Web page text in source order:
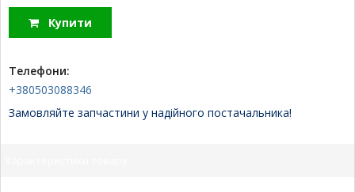
Купити
Телефони:
+380503088346
Замовляйте запчастини у надійного постачальника!